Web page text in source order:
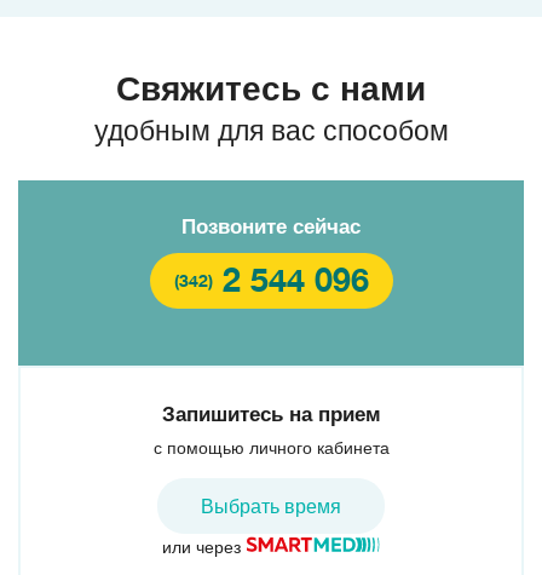
Свяжитесь с нами
удобным для вас способом
Позвоните сейчас
(342) 2 544 096
Запишитесь на прием
с помощью личного кабинета
Выбрать время
или через